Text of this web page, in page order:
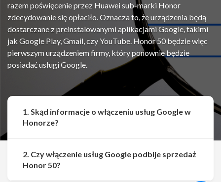
razem poświęcenie przez Huawei sub-marki Honor
zdecydowanie się opłaciło. Oznacza to, że urządzenia będą
dostarczane z preinstalowanymi aplikacjami Google, takimi
jak Google Play, Gmail, czy YouTube. Honor 50 będzie więc
pierwszym urządzeniem firmy, który ponownie będzie
posiadać usługi Google.
1. Skąd informacje o włączeniu usług Google w
Honorze?
2. Czy włączenie usług Google podbije sprzedaż
Honor 50?